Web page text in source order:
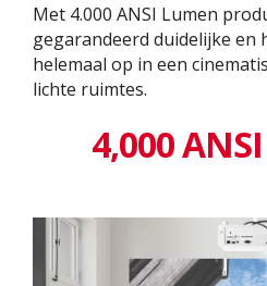
Met 4.000 ANSI Lumen
gegarandeerd duidelijke en
helemaal op in een
lichte ruimtes.
4,000